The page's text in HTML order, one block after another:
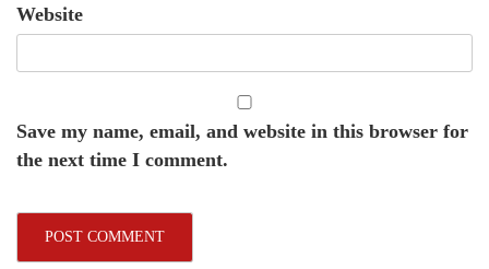
Website
Save my name, email, and website in this browser for
the next time I comment.